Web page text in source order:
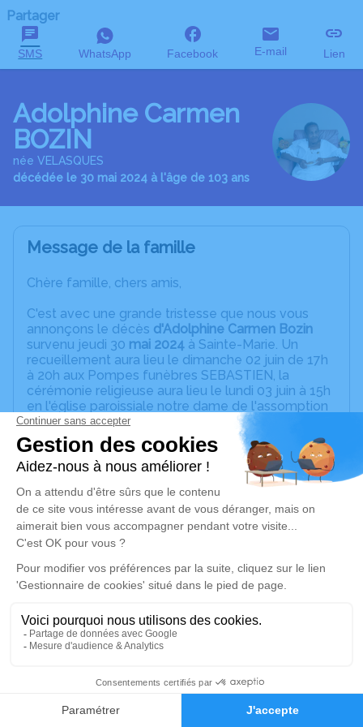
Faire-part Hommages
Partager
SMS WhatsApp Facebook E-mail Lien
Adolphine Carmen
BOZIN
née VELASQUES
décédée le 30 mai 2024 à l'âge de 103 ans
Message de la famille
Chère famille, chers amis,
C'est avec une grande tristesse que nous vous
annonçons le décès d'Adolphine Carmen Bozin
survenu jeudi 30 mai 2024 à Sainte-Marie. Un
recueillement aura lieu le dimanche 02 juin de 17h
à 20h aux Pompes funèbres SEBASTIEN, la
cérémonie religieuse aura lieu le lundi 03 juin à 15h
en l'église paroissiale notre dame de l'assomption
de Sainte-marie suivie de l'inhumation au cimetière
champêtre de sainte Marie
Cet espace privé est destiné à recueillir vos
condoléances ou le souvenir d’un moment passé.
Un service de plantation d’arbre hommage est
disponible ici.
Je rends hommage
Cérémonie religieuse
lundi 03 juin 2024 à 15h00
de Sainte-Marie